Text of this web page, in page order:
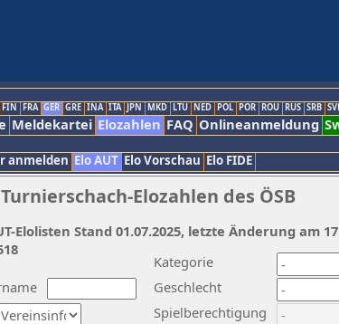
FIN FRA GER GRE INA ITA JPN MKD LTU NED POL POR ROU RUS SRB
Meldekartei Elozahlen FAQ Onlineanmeldung
anmelden Elo AUT Elo Vorschau Elo FIDE
Elozahlen des ÖSB
Kategorie
Geschlecht
Spielberechtigung
Elolisten Stand 01.07.2025, letzte Änderung am